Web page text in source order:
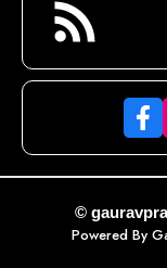
©
Powered By